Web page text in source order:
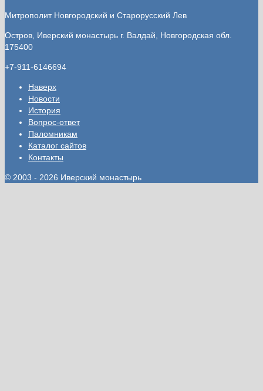
Митрополит Новгородский и Старорусский Лев
Остров, Иверский монастырь г. Валдай, Новгородская обл.
175400
+7-911-6146694
Наверх
Новости
История
Вопрос-ответ
Паломникам
Каталог сайтов
Контакты
© 2003 - 2026 Иверский монастырь